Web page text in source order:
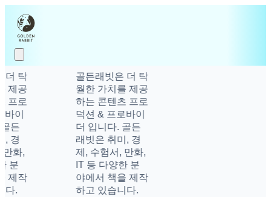
탁
제공
프로
이
든
경
화,
분
제작
.
골든래빗은 더 탁
월한 가치를 제공
하는 콘텐츠 프로
덕션 & 프로바이
더 입니다. 골든
래빗은 취미, 경
제, 수험서, 만화,
IT 등 다양한 분
야에서 책을 제작
하고 있습니다.